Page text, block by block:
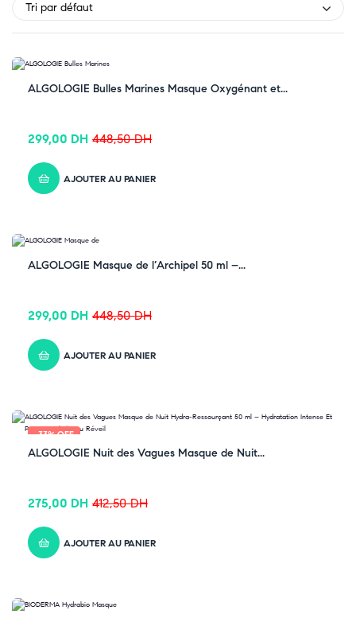
Tri par défaut
ALGOLOGIE Bulles Marines Masque Oxygénant et...
448,50DH
299,00 DH
AJOUTER AU PANIER
ALGOLOGIE Masque de l’Archipel 50 ml –...
448,50DH
299,00 DH
AJOUTER AU PANIER
-33% OFF
ALGOLOGIE Nuit des Vagues Masque de Nuit...
412,50DH
275,00 DH
AJOUTER AU PANIER